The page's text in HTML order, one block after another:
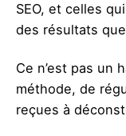
SEO, et celles
des résultats
Ce n’est pas un
méthode, de
reçues à